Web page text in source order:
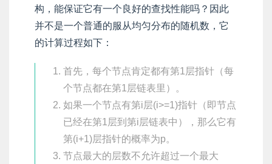
构，能保证它有一个良好的查找性能吗？因此
并不是一个普通的服从均匀分布的随机数，它
的计算过程如下：
首先，每个节点肯定都有第1层指针（每
个节点都在第1层链表里）。
如果一个节点有第i层(i>=1)指针（即节点
已经在第1层到第i层链表中），那么它有
第(i+1)层指针的概率为p。
节点最大的层数不允许超过一个最大